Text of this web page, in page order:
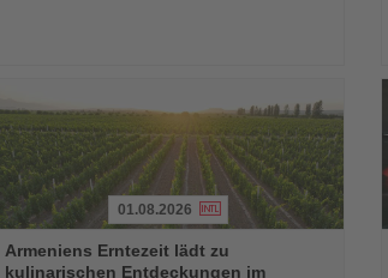
Sie
01.08.2026
Armeniens Erntezeit lädt zu
kulinarischen Entdeckungen im